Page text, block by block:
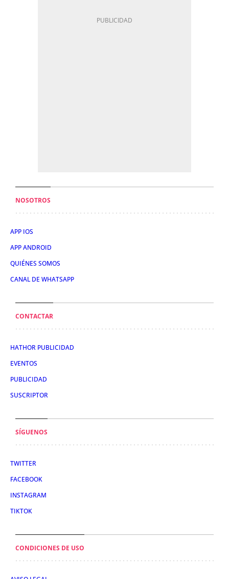
NOSOTROS
APP IOS
APP ANDROID
QUIÉNES SOMOS
CANAL DE WHATSAPP
CONTACTAR
HATHOR PUBLICIDAD
EVENTOS
PUBLICIDAD
SUSCRIPTOR
SÍGUENOS
TWITTER
FACEBOOK
INSTAGRAM
TIKTOK
CONDICIONES DE USO